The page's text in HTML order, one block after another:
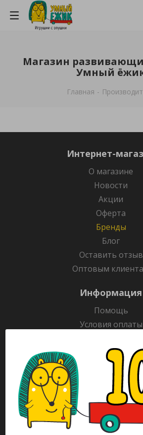
Магазин
Умный
Главная -
Интернет-
О магазине
Новости
Акции
Оферта
Бренды
Блог
Оставить отзыв
Оптовым
Информация
Помощь
Условия оплаты
Гарантия на
Раскраски
Каталог
Будьте всегда в